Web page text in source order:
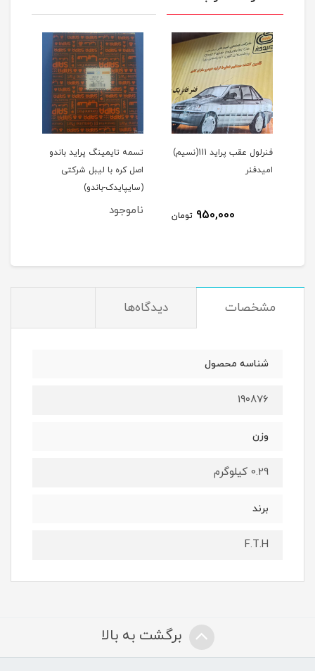
فنرلول عقب پراید 111(نسیم)
امیدفنر
950,000 تومان
تسمه تایمینگ پراید باندو
اصل کره با لیبل شرکتی
(سایپایدک-باندو)
ناموجود
مشخصات دیدگاه‌ها
شناسه محصول
190876
وزن
0.29 کیلوگرم
برند
F.T.H
برگشت به بالا